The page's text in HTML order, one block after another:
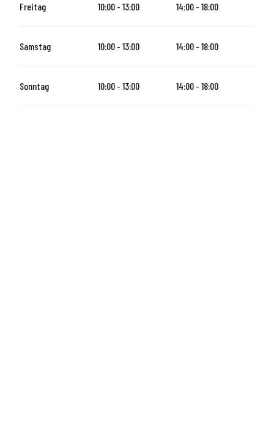
Freitag 10:00 - 13:00 14:00 - 18:00
Samstag 10:00 - 13:00 14:00 - 18:00
Sonntag 10:00 - 13:00 14:00 - 18:00